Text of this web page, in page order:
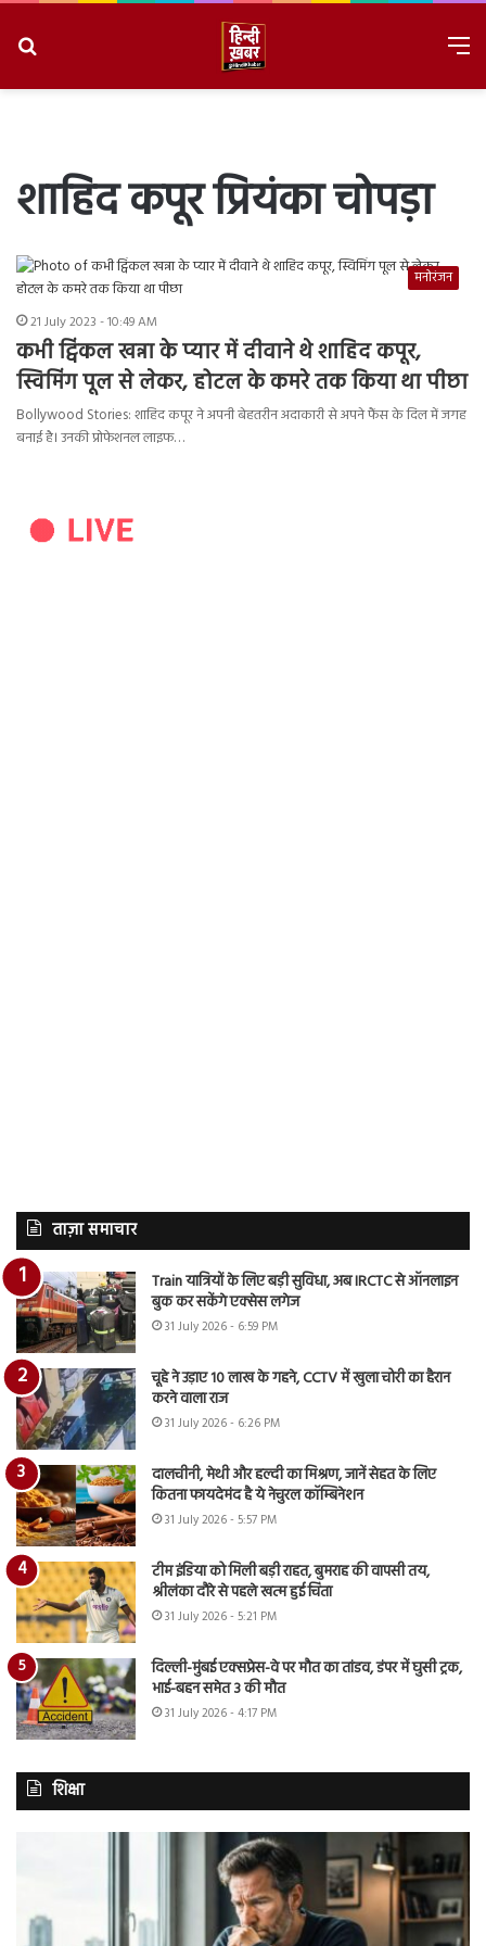
शाहिद कपूर प्रियंका चोपड़ा
मनोरंजन
21 July 2023 - 10:49 AM
कभी ट्विंकल खन्ना के प्यार में दीवाने थे शाहिद कपूर,
स्विमिंग पूल से लेकर, होटल के कमरे तक किया था पीछा
Bollywood Stories: शाहिद कपूर ने अपनी बेहतरीन अदाकारी से अपने फैंस के दिल में जगह
बनाई है। उनकी प्रोफेशनल लाइफ…
ताज़ा समाचार
Train यात्रियों के लिए बड़ी सुविधा, अब IRCTC से ऑनलाइन
बुक कर सकेंगे एक्सेस लगेज
31 July 2026 - 6:59 PM
चूहे ने उड़ाए 10 लाख के गहने, CCTV में खुला चोरी का हैरान
करने वाला राज
31 July 2026 - 6:26 PM
दालचीनी, मेथी और हल्दी का मिश्रण, जानें सेहत के लिए
कितना फायदेमंद है ये नेचुरल कॉम्बिनेशन
31 July 2026 - 5:57 PM
टीम इंडिया को मिली बड़ी राहत, बुमराह की वापसी तय,
श्रीलंका दौरे से पहले खत्म हुई चिंता
31 July 2026 - 5:21 PM
दिल्ली-मुंबई एक्सप्रेस-वे पर मौत का तांडव, डंपर में घुसी ट्रक,
भाई-बहन समेत 3 की मौत
31 July 2026 - 4:17 PM
शिक्षा